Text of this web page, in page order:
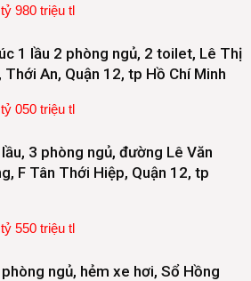
980 triệu tl
1 lầu 2 phòng ngủ, 2 toilet, Lê Thị
Thới An, Quận 12, tp Hồ Chí Minh
050 triệu tl
3 phòng ngủ, đường Lê Văn
F Tân Thới Hiệp, Quận 12, tp
550 triệu tl
ngủ, hẻm xe hơi, Sổ Hồng